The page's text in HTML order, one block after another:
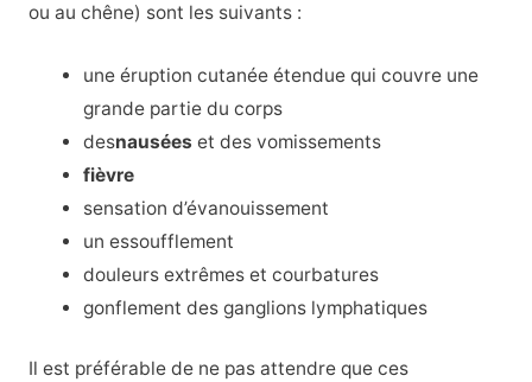
ou au chêne) sont les suivants :
une éruption cutanée étendue qui couvre une
grande partie du corps
desnausées et des vomissements
fièvre
sensation d’évanouissement
un essoufflement
douleurs extrêmes et courbatures
gonflement des ganglions lymphatiques
Il est préférable de ne pas attendre que ces